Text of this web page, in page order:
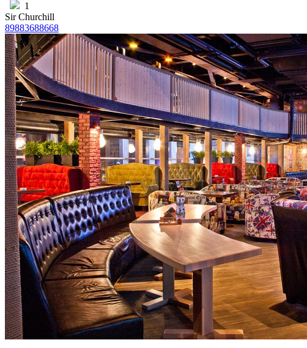
1
Sir Churchill
89883688668